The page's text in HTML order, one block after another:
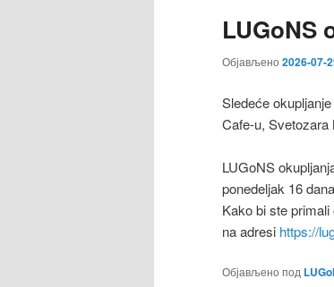
LUGoNS
Објављено 2026-07-
Sledeće
Cafe-u, Svetozara
LUGoNS
ponedeljak 16
Kako bi ste
na adresi https://
Објављено под